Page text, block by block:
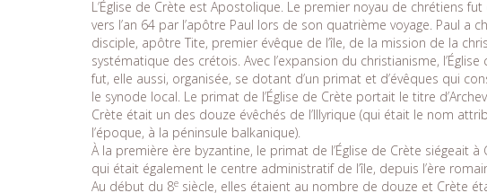
L’Église de Crète est Apostolique. Le premier noyau de chrétiens fut
vers l’an 64 par l’apôtre Paul lors de son quatrième voyage. Paul a
disciple, apôtre Tite, premier évêque de l’île, de la mission de la
systématique des crétois. Avec l’expansion du christianisme, l’Église
fut, elle aussi, organisée, se dotant d’un primat et d’évêques qui
le synode local. Le primat de l’Église de Crète portait le titre
Crète était un des douze évêchés de l’Illyrique (qui était le nom
l’époque, à la péninsule balkanique).
À la première ère byzantine, le primat de l’Église de Crète siégeait à
qui était également le centre administratif de l’île, depuis l’ère
Au début du 8e siècle, elles étaient au nombre de douze et Crète